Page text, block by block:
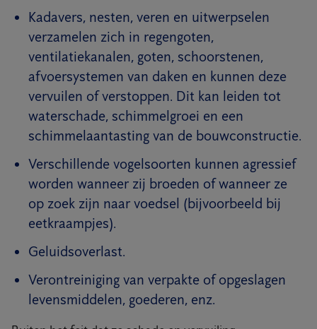
Kadavers, nesten, veren en uitwerpselen
verzamelen zich in regengoten,
ventilatiekanalen, goten, schoorstenen,
afvoersystemen van daken en kunnen deze
vervuilen of verstoppen. Dit kan leiden tot
waterschade, schimmelgroei en een
schimmelaantasting van de bouwconstructie.
Verschillende vogelsoorten kunnen agressief
worden wanneer zij broeden of wanneer ze
op zoek zijn naar voedsel (bijvoorbeeld bij
eetkraampjes).
Geluidsoverlast.
Verontreiniging van verpakte of opgeslagen
levensmiddelen, goederen, enz.